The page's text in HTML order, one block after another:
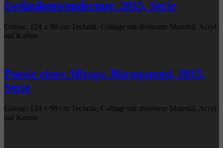
Gedankenwanderung, 2015, Serie
Grösse: 124 x 98 cm Technik: Collage mit diversem Material, Acryl
auf Karton
Poesie eines Alltags: Bürogummi, 2015,
Serie
Grösse: 124 x 98 cm Technik: Collage mit diversem Material, Acryl
auf Karton